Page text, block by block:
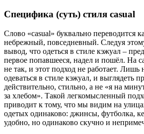
Специфика (суть) стиля casual
Слово «casual» буквально переводится
небрежный, повседневный. Следуя
вывод, что одеться в стиле кэжуал –
первое попавшееся, надел и пошёл. На
не так, и этот подход не работает.
одеваться в стиле кэжуал, и выглядеть
действительно, стильно, а не «я на
за хлебом». Такой легкомысленный
приводит к тому, что мы видим на
одетых одинаково: джинсы, футболка,
удобно, но одинаково скучно и